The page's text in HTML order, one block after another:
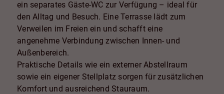
ein separates Gäste-WC zur Verfügung – ideal für
den Alltag und Besuch. Eine Terrasse lädt zum
Verweilen im Freien ein und schafft eine
angenehme Verbindung zwischen Innen- und
Außenbereich.
Praktische Details wie ein externer Abstellraum
sowie ein eigener Stellplatz sorgen für zusätzlichen
Komfort und ausreichend Stauraum.